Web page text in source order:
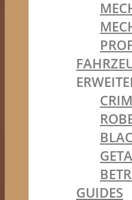
GUIDES